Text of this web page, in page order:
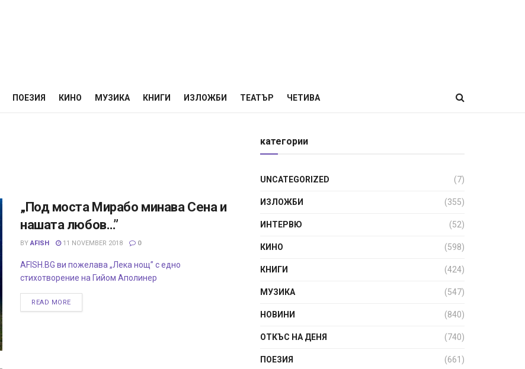
ПОЕЗИЯ КИНО МУЗИКА КНИГИ ИЗЛОЖБИ ТЕАТЪР ЧЕТИВА
„Под моста Мирабо минава Сена и
нашата любов…”
BY AFISH 11 NOVEMBER 2018 0
AFISH.BG ви пожелава „Лека нощ” с едно
стихотворение на Гийом Аполинер
READ MORE
категории
UNCATEGORIZED (7)
ИЗЛОЖБИ (355)
ИНТЕРВЮ (52)
КИНО (598)
КНИГИ (424)
МУЗИКА (547)
НОВИНИ (840)
ОТКЪС НА ДЕНЯ (740)
ПОЕЗИЯ (661)